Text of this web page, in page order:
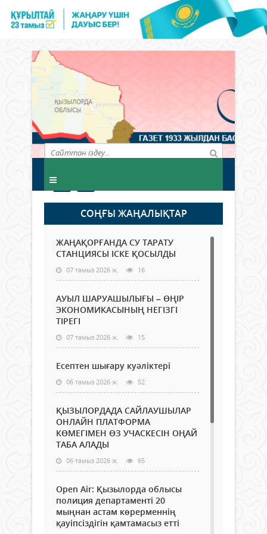
СОҢҒЫ ЖАҢАЛЫҚТАР
ЖАҢАҚОРҒАНДА СУ ТАРАТУ
СТАНЦИЯСЫ ІСКЕ ҚОСЫЛДЫ
07 тамыз 2026 ж. 16
АУЫЛ ШАРУАШЫЛЫҒЫ – ӨҢІР
ЭКОНОМИКАСЫНЫҢ НЕГІЗГІ
ТІРЕГІ
07 тамыз 2026 ж. 15
Есептен шығару куәліктері
06 тамыз 2026 ж. 52
ҚЫЗЫЛОРДАДА САЙЛАУШЫЛАР
ОНЛАЙН ПЛАТФОРМА
КӨМЕГІМЕН ӨЗ УЧАСКЕСІН ОҢАЙ
ТАБА АЛАДЫ
06 тамыз 2026 ж. 65
Open Air: Қызылорда облысы
полиция департаменті 20
мыңнан астам көрерменнің
қауіпсіздігін қамтамасыз етті